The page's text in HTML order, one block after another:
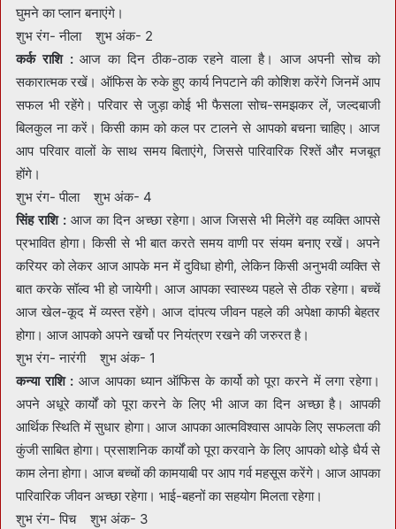
घुमने का प्लान बनाएंगे।
शुभ रंग- नीला शुभ अंक- 2
कर्क राशि :आज का दिन ठीक-ठाक रहने वाला है। आज अपनी सोच को
सकारात्मक रखें। ऑफिस के रुके हुए कार्य निपटाने की कोशिश करेंगे जिनमें आप
सफल भी रहेंगे। परिवार से जुड़ा कोई भी फैसला सोच-समझकर लें, जल्दबाजी
बिलकुल ना करें। किसी काम को कल पर टालने से आपको बचना चाहिए। आज
आप परिवार वालों के साथ समय बिताएंगे, जिससे पारिवारिक रिश्तें और मजबूत
होंगे।
शुभ रंग- पीला शुभ अंक- 4
सिंह राशि :आज का दिन अच्छा रहेगा। आज जिससे भी मिलेंगे वह व्यक्ति आपसे
प्रभावित होगा। किसी से भी बात करते समय वाणी पर संयम बनाए रखें। अपने
करियर को लेकर आज आपके मन में दुविधा होगी, लेकिन किसी अनुभवी व्यक्ति से
बात करके सॉल्व भी हो जायेगी। आज आपका स्वास्थ्य पहले से ठीक रहेगा। बच्चें
आज खेल-कूद में व्यस्त रहेंगे। आज दांपत्य जीवन पहले की अपेक्षा काफी बेहतर
होगा। आज आपको अपने खर्चो पर नियंत्रण रखने की जरुरत है।
शुभ रंग- नारंगी शुभ अंक- 1
कन्या राशि : आज आपका ध्यान ऑफिस के कार्यो को पूरा करने में लगा रहेगा।
अपने अधूरे कार्यों को पूरा करने के लिए भी आज का दिन अच्छा है। आपकी
आर्थिक स्थिति में सुधार होगा। आज आपका आत्मविश्वास आपके लिए सफलता की
कुंजी साबित होगा। प्रसाशनिक कार्यों को पूरा करवाने के लिए आपको थोड़े धैर्य से
काम लेना होगा। आज बच्चों की कामयाबी पर आप गर्व महसूस करेंगे। आज आपका
पारिवारिक जीवन अच्छा रहेगा। भाई-बहनों का सहयोग मिलता रहेगा।
शुभ रंग- पिच शुभ अंक- 3